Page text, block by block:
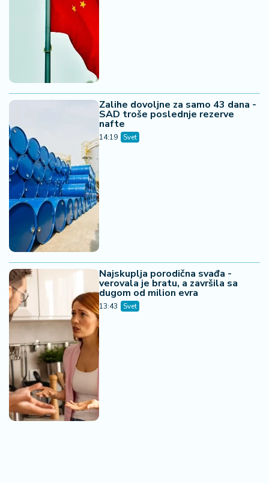
Zalihe dovoljne za samo 43 dana -
SAD troše poslednje rezerve
nafte
14:19 Svet
Najskuplja porodična svađa -
verovala je bratu, a završila sa
dugom od milion evra
13:43 Svet